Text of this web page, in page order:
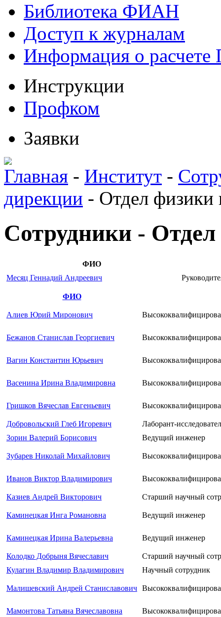
Библиотека ФИАН
Доступ к журналам
Информация о
Инструкции
Профком
Заявки
Главная - Институт -
дирекции - Отдел физики
Сотрудники -
ФИО
Месяц Геннадий Андреевич
ФИО
Алиев Юрий Миронович
Бежанов Станислав Георгиевич
Вагин Константин Юрьевич
Васенина Ирина Владимировна
Гришков Вячеслав Евгеньевич
Добровольский Глеб Игоревич
Лаборант-
Зорин Валерий Борисович
Ведущий инженер
Зубарев Николай Михайлович
Иванов Виктор Владимирович
Казиев Андрей Викторович Старший научный
Каминецкая Инга Романовна Ведущий инженер
Каминецкая Ирина Валерьевна Ведущий инженер
Колодко Добрыня Вячеславич
Старший научный
Кулагин Владимир Владимирович
Научный сотрудник
Малишевский Андрей Станиславович
Мамонтова Татьяна Вячеславовна